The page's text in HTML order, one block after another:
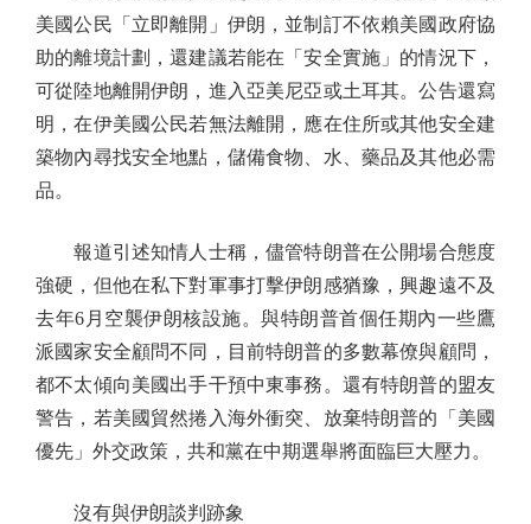
美國公民「立即離開」伊朗，並制訂不依賴美國政府協
助的離境計劃，還建議若能在「安全實施」的情況下，
可從陸地離開伊朗，進入亞美尼亞或土耳其。公告還寫
明，在伊美國公民若無法離開，應在住所或其他安全建
築物內尋找安全地點，儲備食物、水、藥品及其他必需
品。
報道引述知情人士稱，儘管特朗普在公開場合態度
強硬，但他在私下對軍事打擊伊朗感猶豫，興趣遠不及
去年6月空襲伊朗核設施。與特朗普首個任期內一些鷹
派國家安全顧問不同，目前特朗普的多數幕僚與顧問，
都不太傾向美國出手干預中東事務。還有特朗普的盟友
警告，若美國貿然捲入海外衝突、放棄特朗普的「美國
優先」外交政策，共和黨在中期選舉將面臨巨大壓力。
沒有與伊朗談判跡象